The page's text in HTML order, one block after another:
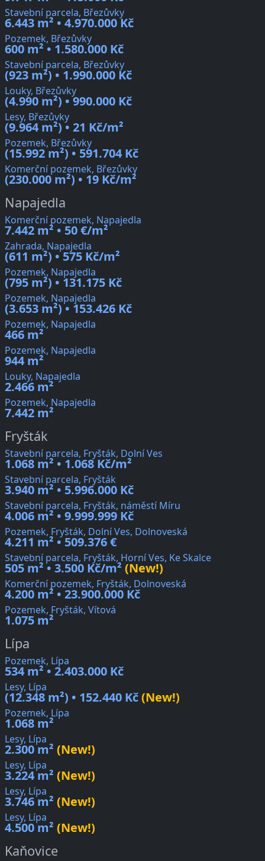
Stavební parcela, Březůvky
6.443 m² • 4.970.000 Kč
Pozemek, Březůvky
600 m² • 1.580.000 Kč
Stavební parcela, Březůvky
(923 m²) • 1.990.000 Kč
Louky, Březůvky
(4.990 m²) • 990.000 Kč
Lesy, Březůvky
(9.964 m²) • 21 Kč/m²
Pozemek, Březůvky
(15.992 m²) • 591.704 Kč
Komerční pozemek, Březůvky
(230.000 m²) • 19 Kč/m²
Napajedla
Komerční pozemek, Napajedla
7.442 m² • 50 €/m²
Zahrada, Napajedla
(611 m²) • 575 Kč/m²
Pozemek, Napajedla
(795 m²) • 131.175 Kč
Pozemek, Napajedla
(3.653 m²) • 153.426 Kč
Pozemek, Napajedla
466 m²
Pozemek, Napajedla
944 m²
Louky, Napajedla
2.466 m²
Pozemek, Napajedla
7.442 m²
Fryšták
Stavební parcela, Fryšták, Dolní Ves
1.068 m² • 1.068 Kč/m²
Stavební parcela, Fryšták
3.940 m² • 5.996.000 Kč
Stavební parcela, Fryšták, náměstí Míru
4.006 m² • 9.999.999 Kč
Pozemek, Fryšták, Dolní Ves, Dolnoveská
4.211 m² • 509.376 €
Stavební parcela, Fryšták, Horní Ves, Ke Skalce
505 m² • 3.500 Kč/m² (New!)
Komerční pozemek, Fryšták, Dolnoveská
4.200 m² • 23.900.000 Kč
Pozemek, Fryšták, Vítová
1.075 m²
Lípa
Pozemek, Lípa
534 m² • 2.403.000 Kč
Lesy, Lípa
(12.348 m²) • 152.440 Kč(New!)
Pozemek, Lípa
1.068 m²
Lesy, Lípa
2.300 m² (New!)
Lesy, Lípa
3.224 m² (New!)
Lesy, Lípa
3.746 m² (New!)
Lesy, Lípa
4.500 m² (New!)
Kaňovice